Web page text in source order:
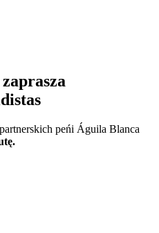
peńi Águila Blanca